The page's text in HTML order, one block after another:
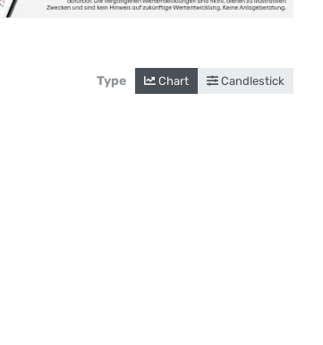
Type Chart Candlestick